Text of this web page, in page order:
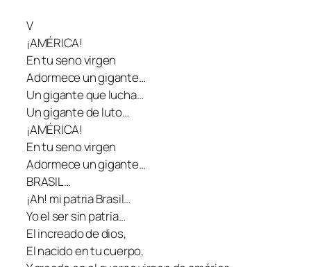
V
¡AMÉRICA!
En tu seno virgen
Adormece un gigante…
Un gigante que lucha…
Un gigante de luto…
¡AMÉRICA!
En tu seno virgen
Adormece un gigante…
BRASIL…
¡Ah! mi patria Brasil…
Yo el ser sin patria…
El increado de dios,
El nacido en tu cuerpo,